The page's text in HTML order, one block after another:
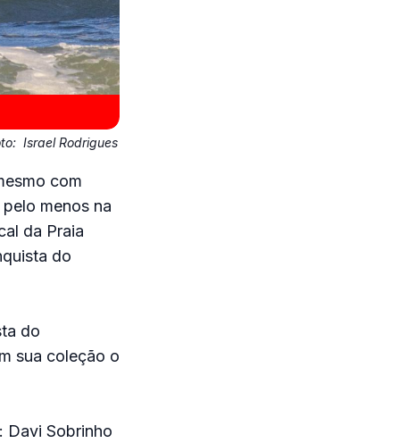
Israel Rodrigues
com
menos na
da Praia
do
do
sua coleção o
Davi Sobrinho